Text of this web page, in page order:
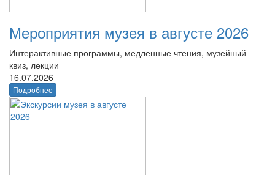
Мероприятия музея в августе 2026
Интерактивные программы, медленные чтения, музейный
квиз, лекции
16.07.2026
Подробнее